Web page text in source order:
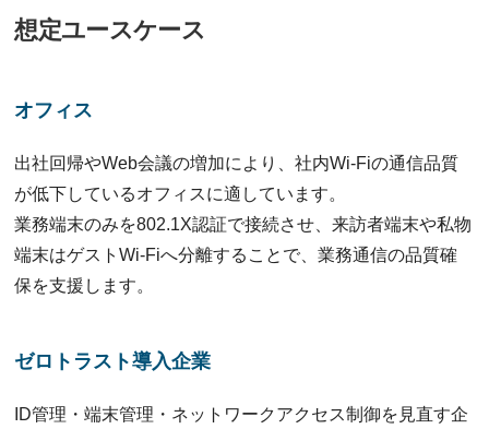
想定ユースケース
オフィス
出社回帰やWeb会議の増加により、社内Wi-Fiの通信品質
が低下しているオフィスに適しています。
業務端末のみを802.1X認証で接続させ、来訪者端末や私物
端末はゲストWi-Fiへ分離することで、業務通信の品質確
保を支援します。
ゼロトラスト導入企業
ID管理・端末管理・ネットワークアクセス制御を見直す企